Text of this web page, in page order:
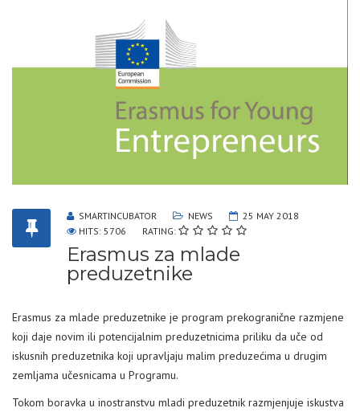
SMARTINCUBATOR NEWS
25 MAY 2018
HITS: 5706
RATING:
Erasmus za mlade
preduzetnike
Erasmus za mlade preduzetnike je program prekogranične razmjene
koji daje novim ili potencijalnim preduzetnicima priliku da uče od
iskusnih preduzetnika koji upravljaju malim preduzećima u drugim
zemljama učesnicama u Programu.
Tokom boravka u inostranstvu mladi preduzetnik razmjenjuje iskustva